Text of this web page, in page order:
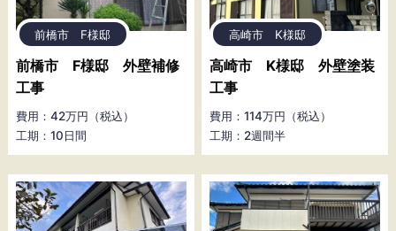
前橋市 F様邸
前橋市 F様邸 外壁補修
工事
費用：42万円（税込）
工期：10日間
高崎市 K様邸
高崎市 K様邸 外壁塗装
工事
費用：114万円（税込）
工期：2週間半